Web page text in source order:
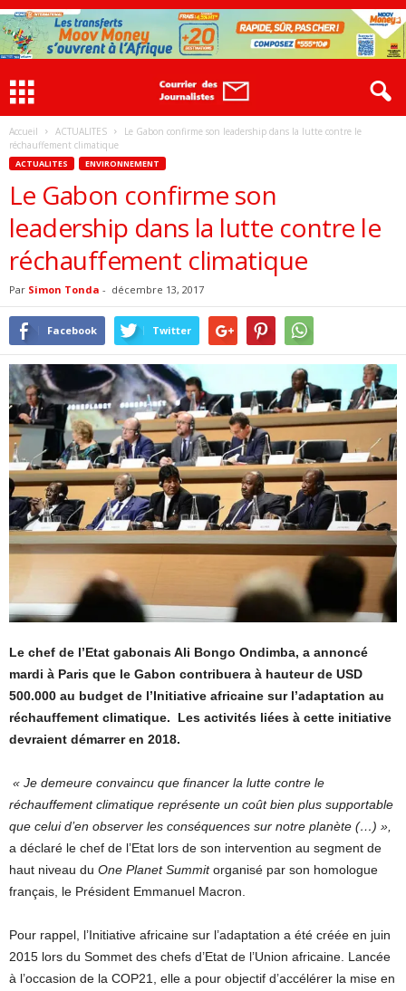
Accueil ACTUALITES
Le Gabon confirme son leadership dans la lutte contre le
réchauffement climatique
ACTUALITES ENVIRONNEMENT
Le Gabon confirme son
leadership dans la lutte contre le
réchauffement climatique
Par Simon Tonda - décembre 13, 2017
Facebook Twitter
Le chef de l’Etat gabonais Ali Bongo Ondimba, a annoncé
mardi à Paris que le Gabon contribuera à hauteur de USD
500.000 au budget de l’Initiative africaine sur l’adaptation au
réchauffement climatique. Les activités liées à cette initiative
devraient démarrer en 2018.
« Je demeure convaincu que financer la lutte contre le
réchauffement climatique représente un coût bien plus supportable
que celui d’en observer les conséquences sur notre planète (…) »,
a déclaré le chef de l’Etat lors de son intervention au segment de
haut niveau du One Planet Summitorganisé par son homologue
français, le Président Emmanuel Macron.
Pour rappel, l’Initiative africaine sur l’adaptation a été créée en juin
2015 lors du Sommet des chefs d’Etat de l’Union africaine. Lancée
à l’occasion de la COP21, elle a pour objectif d’accélérer la mise en